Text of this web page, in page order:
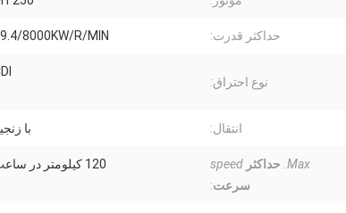
حداکثر قدرت: 8000KW/R/MIN
نوع احتراق:
انتقال: با
Max. حداکثر speed
سرعت:
120 کیلومتر در ساعت